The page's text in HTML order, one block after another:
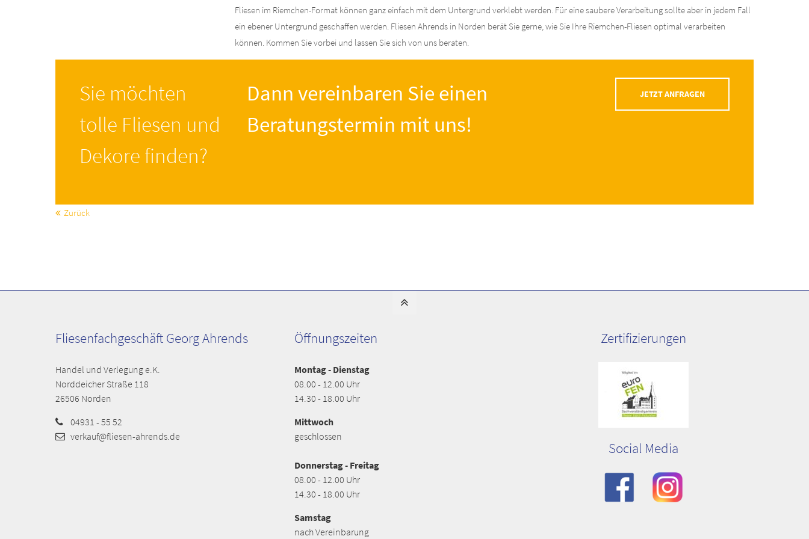
Fliesen im Riemchen-Format können ganz einfach mit dem Untergrund verklebt werden. Für eine saubere Verarbeitung sollte aber in jedem Fall
ein ebener Untergrund geschaffen werden. Fliesen Ahrends in Norden berät Sie gerne, wie Sie Ihre Riemchen-Fliesen optimal verarbeiten
können. Kommen Sie vorbei und lassen Sie sich von uns beraten.
Sie möchten
tolle Fliesen und
Dekore finden?
Dann vereinbaren Sie einen
Beratungstermin mit uns!
JETZT ANFRAGEN
Zurück
Fliesenfachgeschäft Georg Ahrends
Handel und Verlegung e.K.
Norddeicher Straße 118
26506 Norden
04931 - 55 52
verkauf@fliesen-ahrends.de
Öffnungszeiten
Montag - Dienstag
08.00 - 12.00 Uhr
14.30 - 18.00 Uhr
Mittwoch
geschlossen
Donnerstag - Freitag
08.00 - 12.00 Uhr
14.30 - 18.00 Uhr
Samstag
nach Vereinbarung
Zertifizierungen
Social Media